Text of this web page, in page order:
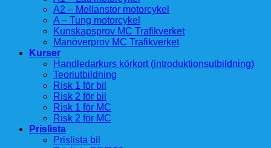
A2 – Mellanstor motorcykel
A – Tung motorcykel
Kunskapsprov MC Trafikverket
Manöverprov MC Trafikverket
Kurser
Handledarkurs körkort (introduktionsutbildning)
Teoriutbildning
Risk 1 för bil
Risk 2 för bil
Risk 1 för MC
Risk 2 för MC
Prislista
Prislista bil